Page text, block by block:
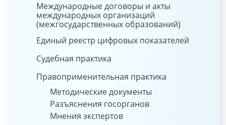
Международные договоры и акты
международных организаций
(межгосударственных образований)
Единый реестр цифровых показателей
Судебная практика
Правоприменительная практика
Методические документы
Разъяснения госорганов
Мнения экспертов